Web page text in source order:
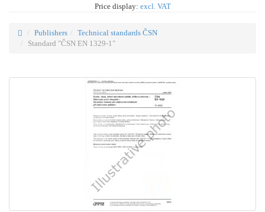
Price display: excl. VAT
Publishers
Technical standards ČSN
Standard "ČSN EN 1329-1"